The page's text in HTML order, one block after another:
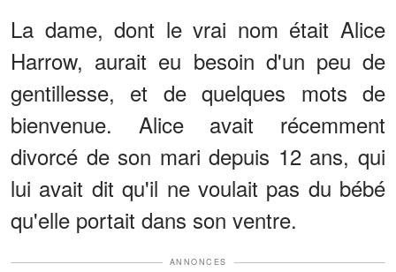
La dame, dont le vrai nom était Alice
Harrow, aurait eu besoin d'un peu de
gentillesse, et de quelques mots de
bienvenue. Alice avait récemment
divorcé de son mari depuis 12 ans, qui
lui avait dit qu'il ne voulait pas du bébé
qu'elle portait dans son ventre.
ANNONCES